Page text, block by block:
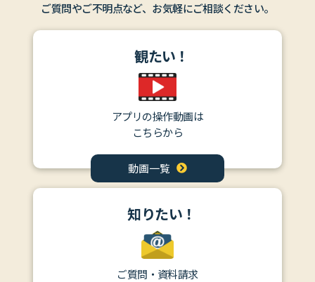
ご質問やご不明点など、お気軽にご相談ください。
観たい！
アプリの操作動画は
こちらから
動画一覧
知りたい！
ご質問・資料請求